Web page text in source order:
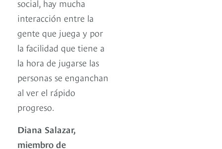
social, hay mucha
interacción entre la
gente que juega y por
la facilidad que tiene a
la hora de jugarse las
personas se enganchan
al ver el rápido
progreso.
Diana Salazar,
miembro de